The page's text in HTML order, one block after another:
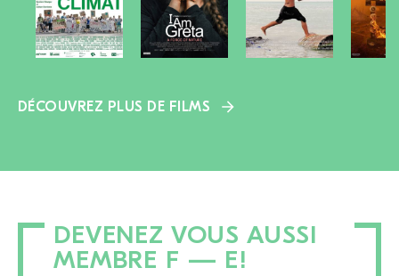
DÉCOUVREZ PLUS DE FILMS
DEVENEZ VOUS AUSSI
MEMBRE F — E!